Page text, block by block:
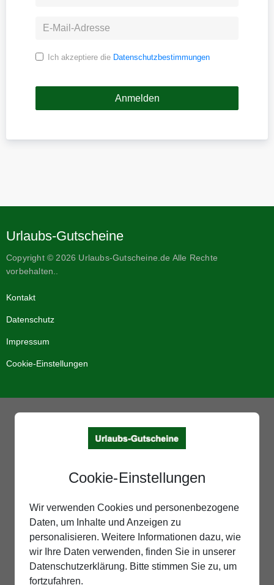
Ich akzeptiere die Datenschutzbestimmungen
Urlaubs-Gutscheine
Copyright © 2026 Urlaubs-Gutscheine.de Alle Rechte
vorbehalten..
Kontakt
Datenschutz
Impressum
Cookie-Einstellungen
Cookie-Einstellungen
Wir verwenden Cookies und personenbezogene
Daten, um Inhalte und Anzeigen zu
personalisieren. Weitere Informationen dazu, wie
wir Ihre Daten verwenden, finden Sie in unserer
Datenschutzerklärung. Bitte stimmen Sie zu, um
fortzufahren.